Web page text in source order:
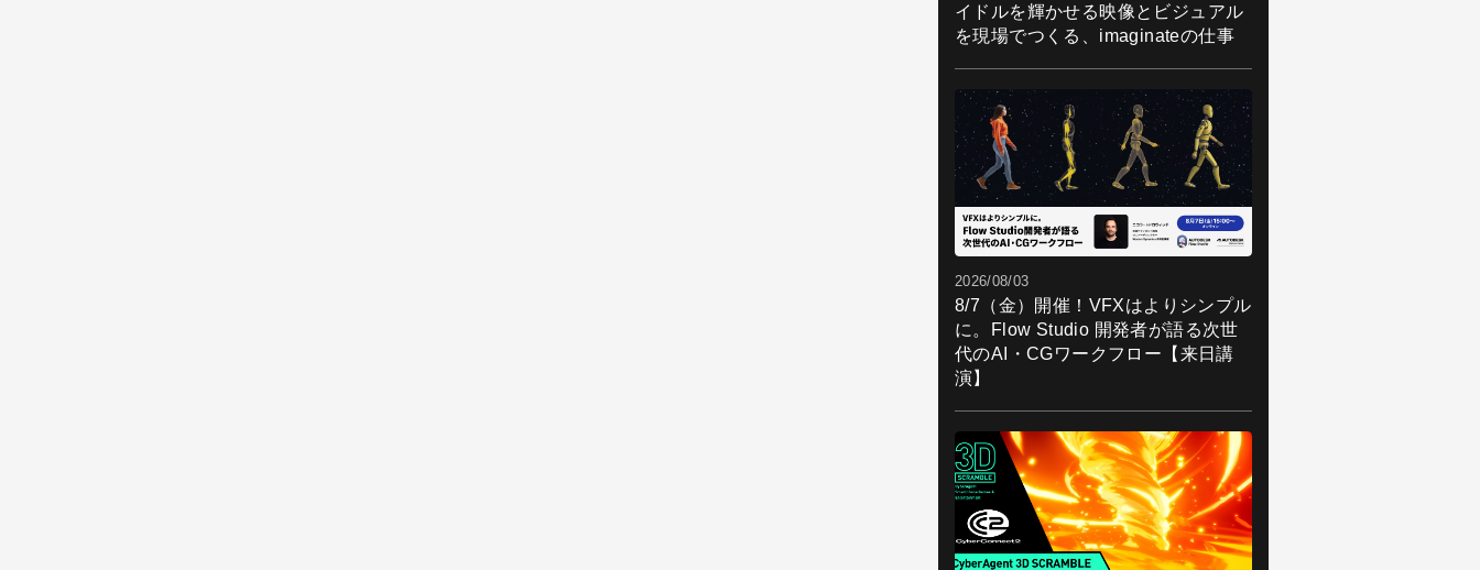
イドルを輝かせる映像とビジュアル
を現場でつくる、imaginateの仕事
2026/08/03
8/7（金）開催！VFXはよりシンプル
に。Flow Studio 開発者が語る次世
代のAI・CGワークフロー【来日講
演】